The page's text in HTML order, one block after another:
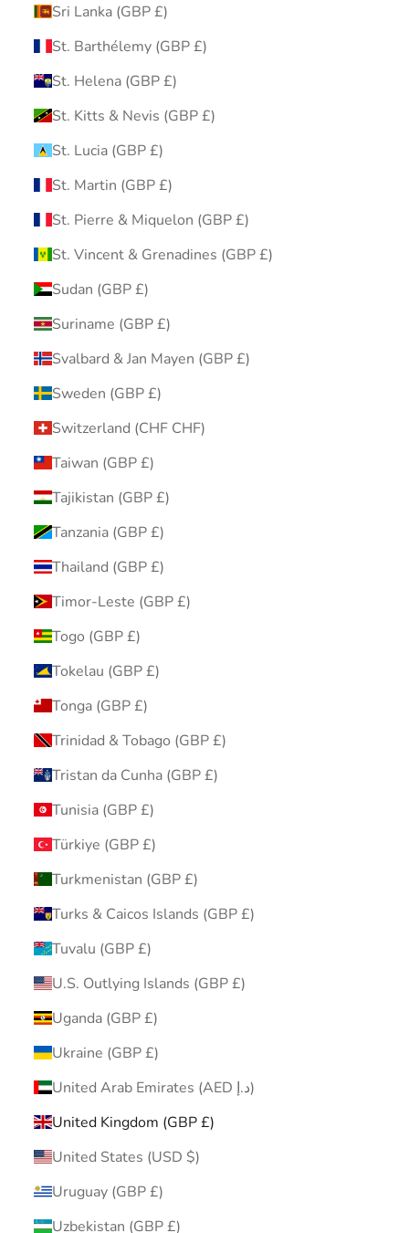
Sri Lanka (GBP £)
St. Barthélemy (GBP £)
St. Helena (GBP £)
St. Kitts & Nevis (GBP £)
St. Lucia (GBP £)
St. Martin (GBP £)
St. Pierre & Miquelon (GBP £)
St. Vincent & Grenadines (GBP £)
Sudan (GBP £)
Suriname (GBP £)
Svalbard & Jan Mayen (GBP £)
Sweden (GBP £)
Switzerland (CHF CHF)
Taiwan (GBP £)
Tajikistan (GBP £)
Tanzania (GBP £)
Thailand (GBP £)
Timor-Leste (GBP £)
Togo (GBP £)
Tokelau (GBP £)
Tonga (GBP £)
Trinidad & Tobago (GBP £)
Tristan da Cunha (GBP £)
Tunisia (GBP £)
Türkiye (GBP £)
Turkmenistan (GBP £)
Turks & Caicos Islands (GBP £)
Tuvalu (GBP £)
U.S. Outlying Islands (GBP £)
Uganda (GBP £)
Ukraine (GBP £)
United Arab Emirates (AED د.إ)
United Kingdom (GBP £)
United States (USD $)
Uruguay (GBP £)
Uzbekistan (GBP £)